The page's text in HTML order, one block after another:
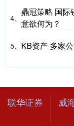
4、
鼎冠策略 国际
意欲何为？
5、 KB资产 多家
联华证券
威